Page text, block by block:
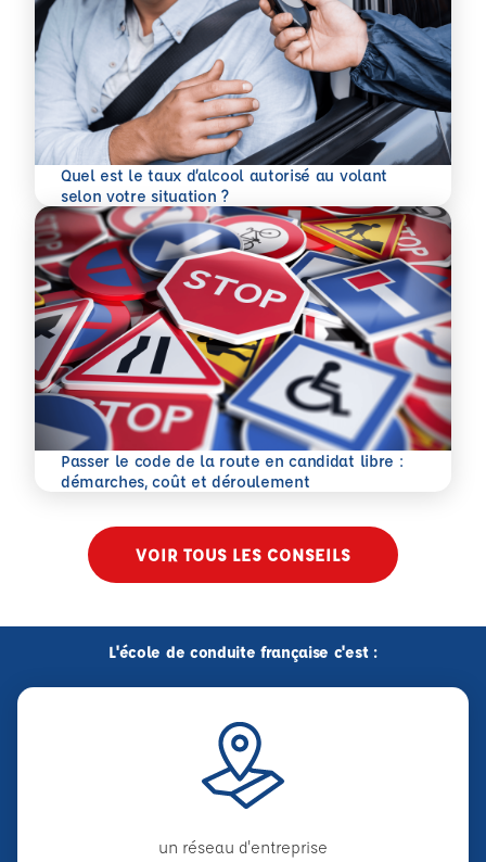
Quel est le taux d’alcool autorisé au volant
selon votre situation ?
En savoir plus
Passer le code de la route en candidat libre :
démarches, coût et déroulement
En savoir plus
VOIR TOUS LES CONSEILS
L'école de conduite française c'est :
un réseau d'entreprise